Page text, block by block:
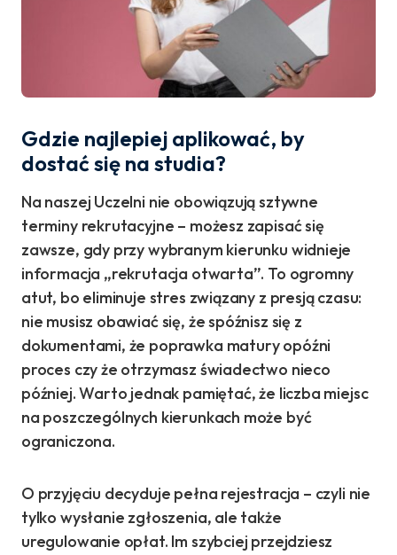
Gdzie najlepiej aplikować, by
dostać się na studia?
Na naszej Uczelni nie obowiązują sztywne
terminy rekrutacyjne – możesz zapisać się
zawsze, gdy przy wybranym kierunku widnieje
informacja „rekrutacja otwarta”. To ogromny
atut, bo eliminuje stres związany z presją czasu:
nie musisz obawiać się, że spóźnisz się z
dokumentami, że poprawka matury opóźni
proces czy że otrzymasz świadectwo nieco
później. Warto jednak pamiętać, że liczba miejsc
na poszczególnych kierunkach może być
ograniczona.
O przyjęciu decyduje pełna rejestracja – czyli nie
tylko wysłanie zgłoszenia, ale także
uregulowanie opłat. Im szybciej przejdziesz